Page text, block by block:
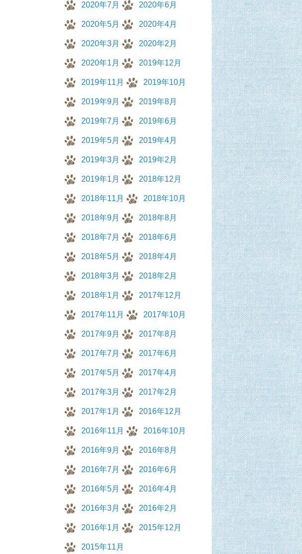
2020年7月 2020年6月
2020年5月 2020年4月
2020年3月 2020年2月
2020年1月 2019年12月
2019年11月 2019年10月
2019年9月 2019年8月
2019年7月 2019年6月
2019年5月 2019年4月
2019年3月 2019年2月
2019年1月 2018年12月
2018年11月 2018年10月
2018年9月 2018年8月
2018年7月 2018年6月
2018年5月 2018年4月
2018年3月 2018年2月
2018年1月 2017年12月
2017年11月 2017年10月
2017年9月 2017年8月
2017年7月 2017年6月
2017年5月 2017年4月
2017年3月 2017年2月
2017年1月 2016年12月
2016年11月 2016年10月
2016年9月 2016年8月
2016年7月 2016年6月
2016年5月 2016年4月
2016年3月 2016年2月
2016年1月 2015年12月
2015年11月